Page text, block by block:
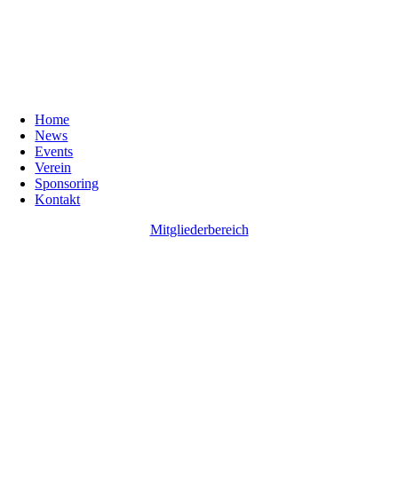
Home
News
Events
Verein
Sponsoring
Kontakt
Mitgliederbereich